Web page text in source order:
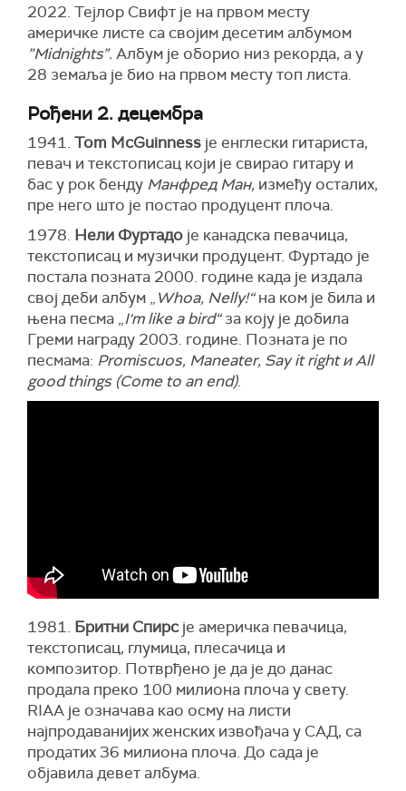
2022. Тејлор Свифт је на првом месту
америчке листе са својим десетим албумом
”Midnights”. Албум је оборио низ рекорда, а у
28 земаља је био на првом месту топ листа.
Рођени 2. децембра
1941. Tom McGuinness је енглески гитариста,
певач и текстописац који је свирао гитару и
бас у рок бенду Манфред Ман, између осталих,
пре него што је постао продуцент плоча.
1978. Нели Фуртадо је канадска певачица,
текстописац и музички продуцент. Фуртадо је
постала позната 2000. године када је издала
свој деби албум „Whoa, Nelly!“на ком је била и
њена песма „I'm like a bird“за коју је добила
Греми награду 2003. године. Позната је по
песмама: Promiscuos, Maneater, Say it right и All
good things (Come to an end).
1981. Бритни Спирс је америчка певачица,
текстописац, глумица, плесачица и
композитор. Потврђено је да је до данас
продала преко 100 милиона плоча у свету.
RIAA је означава као осму на листи
најпродаванијих женских извођача у САД, са
продатих 36 милиона плоча. До сада је
објавила девет албума.